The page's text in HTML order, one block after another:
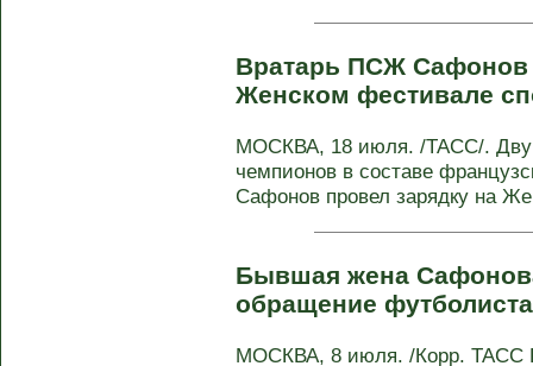
Вратарь ПСЖ Сафонов
Женском фестивале
МОСКВА, 18 июля. /ТАСС/.
чемпионов в составе
Сафонов провел зарядку на
Бывшая жена
обращение
МОСКВА, 8 июля. /Корр. ТАСС